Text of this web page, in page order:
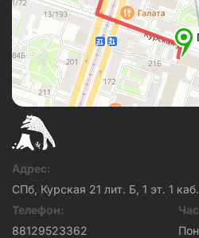
Адрес:
СПб, Курская 21 лит. Б, 1 эт. 1
Телефон:
88129523362